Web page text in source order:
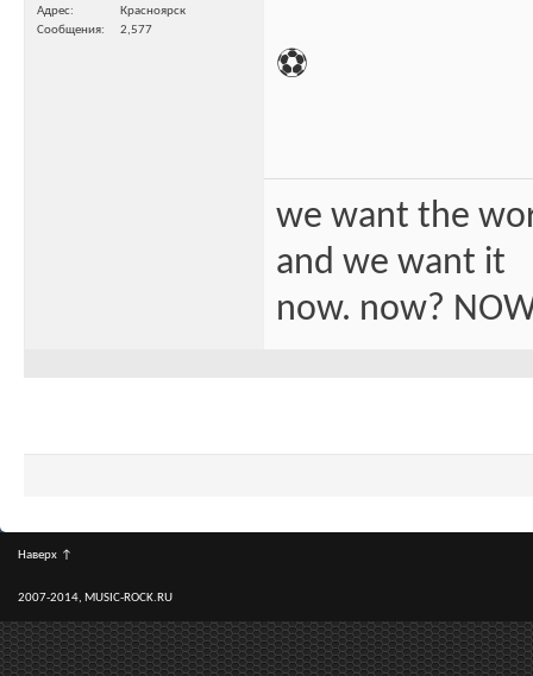
Адрес
Красноярск
Сообщения
2,577
⚽️
we want the
and we want it
now. now?
Наверх ↑
2007-2014, MUSIC-ROCK.RU